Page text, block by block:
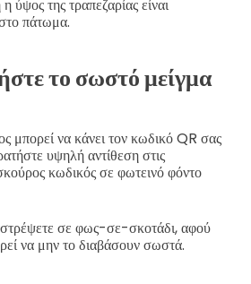
ύψος της τραπεζαρίας είναι
πάτωμα.
το σωστό μείγμα
μπορεί να κάνει τον κωδικό QR σας
υψηλή αντίθεση στις
κωδικός σε φωτεινό φόντο
σε φως-σε-σκοτάδι, αφού
να μην το διαβάσουν σωστά.